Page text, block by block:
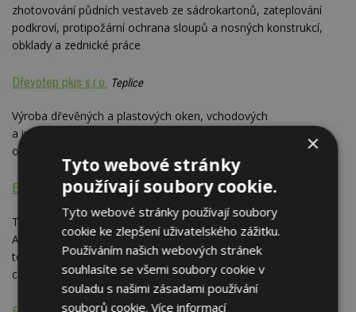
zhotovování půdních vestaveb ze sádrokartonů, zateplování
podkroví, protipožární ochrana sloupů a nosných konstrukcí,
obklady a zednické práce
Dřevotep plus s.r.o. Teplice
Výroba dřevěných a plastových oken, vchodových
a interiérových dveří, garážových sekčních vrat a požárně
odolných oken a dveří
EKOMIRELON - Helena Mohylová Liberec
Tepelné, zvukové a protipožární izolace: Mirelon, URSA,
Armacell (Tubolit, Armaflex), PIPO AL - teplá a studená voda,
topení, střechy, podlahy, dilatace, obaly, vzduchotechnika,
chladírenství, kotelny, zásobníky, parozábrana)
×
Tyto webové stránky
používají soubory cookie.
Tyto webové stránky používají soubory
cookie ke zlepšení uživatelského zážitku.
Používáním našich webových stránek
souhlasíte se všemi soubory cookie v
souladu s našimi zásadami používání
souborů cookie.Více informací